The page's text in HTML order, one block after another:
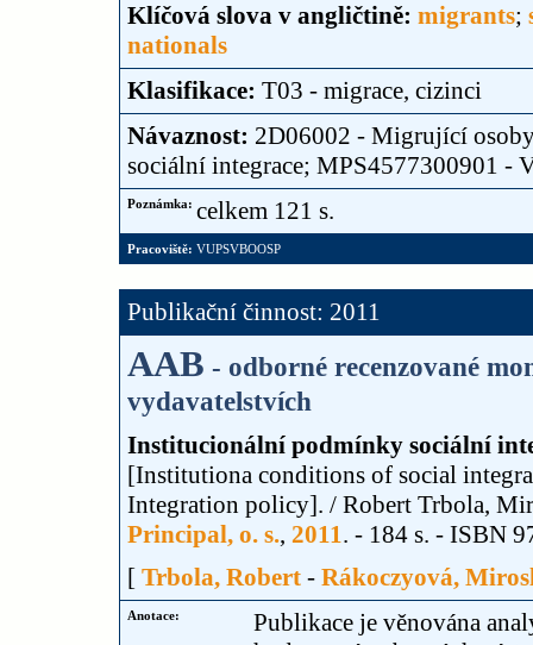
Klíčová slova v angličtině: migrants;
nationals
Klasifikace: T03 - migrace, cizinci
Návaznost: 2D06002 - Migrující
sociální integrace; MPS4577300901 -
Poznámka: celkem 121 s.
Pracoviště: VUPSVBOOSP
Publikační činnost: 2011
AAB - odborné recenzované
vydavatelstvích
Institucionální podmínky sociální
[Institutiona conditions of social
Integration policy]. / Robert Trbola,
Principal, o. s., 2011. - 184 s. - ISBN
[ Trbola, Robert - Rákoczyová,
Anotace:
Publikace je věnována